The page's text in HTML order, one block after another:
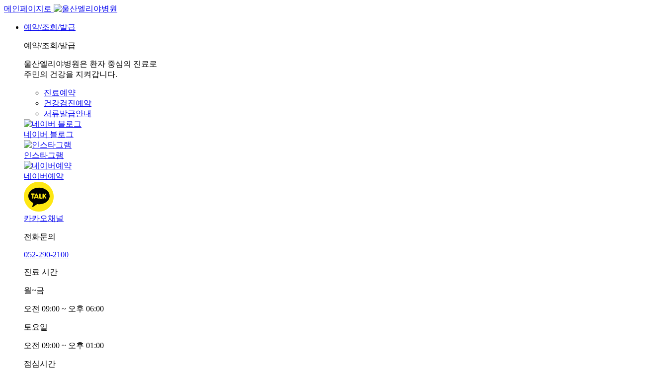
메인페이지로
예약/조회/발급
예약/조회/발급
울산엘리야병원은 환자 중심의 진료로
주민의 건강을 지켜갑니다.
진료예약
건강검진예약
서류발급안내
네이버 블로그
인스타그램
네이버예약
카카오채널
전화문의
052-290-2100
진료 시간
월~금
오전 09:00 ~ 오후 06:00
토요일
오전 09:00 ~ 오후 01:00
점심시간